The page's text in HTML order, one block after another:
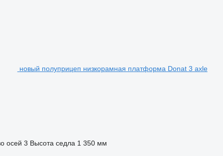
новый полуприцеп низкорамная платформа Donat 3 axle
осей 3 Высота седла 1 350 мм